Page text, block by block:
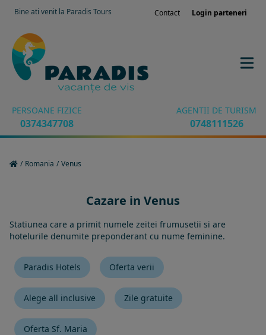
Bine ati venit la Paradis Tours Contact Login parteneri
PERSOANE FIZICE
0374347708
AGENTII DE TURISM
0748111526
/ Romania / Venus
Cazare in Venus
Statiunea care a primit numele zeitei frumusetii si are
hotelurile denumite preponderant cu nume feminine.
Paradis Hotels Oferta verii
Alege all inclusive Zile gratuite
Oferta Sf. Maria